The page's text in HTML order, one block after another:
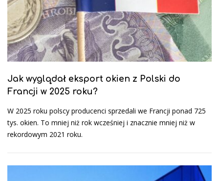
Jak wyglądał eksport okien z Polski do
Francji w 2025 roku?
W 2025 roku polscy producenci sprzedali we Francji ponad 725
tys. okien. To mniej niż rok wcześniej i znacznie mniej niż w
rekordowym 2021 roku.